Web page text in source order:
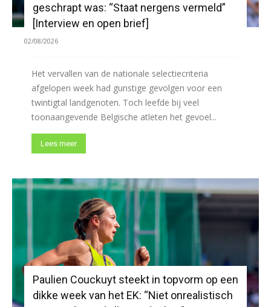
geschrapt was: “Staat nergens vermeld”
[Interview en open brief]
02/08/2026
Het vervallen van de nationale selectiecriteria
afgelopen week had gunstige gevolgen voor een
twintigtal landgenoten. Toch leefde bij veel
toonaangevende Belgische atleten het gevoel...
Lees meer
Paulien Couckuyt steekt in topvorm op een
dikke week van het EK: “Niet onrealistisch